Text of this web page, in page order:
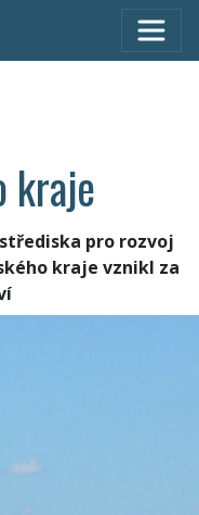
kraje
pro rozvoj
kraje vznikl za